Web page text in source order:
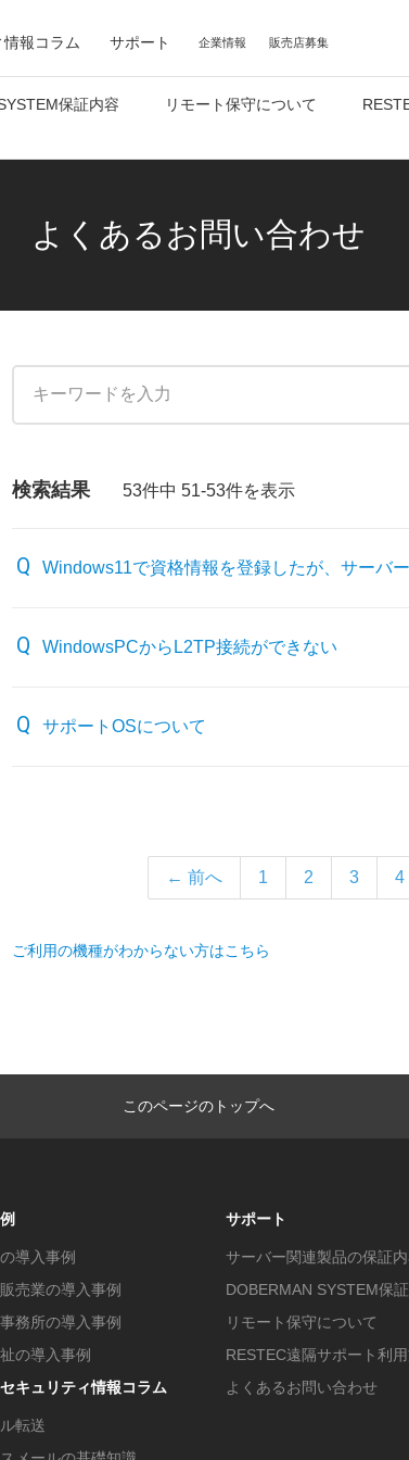
情報コラム サポート 企業情報 販売店募集
保証内容 リモート保守について
よくあるお問い合わせ
検索結果 53件中 51-53件を表示
Windows11で資格情報を登録したが、サーバ
WindowsPCからL2TP接続ができない
サポートOSについて
← 前へ 1 2 3 4
ご利用の機種がわからない方はこちら
このページのトップへ
導入事例
売業の導入事例
務所の導入事例
の導入事例
キュリティ情報コラム
転送
サポート
サーバー関連製品の保証
DOBERMAN SYSTEM保
リモート保守について
RESTEC遠隔サポート利
よくあるお問い合わせ